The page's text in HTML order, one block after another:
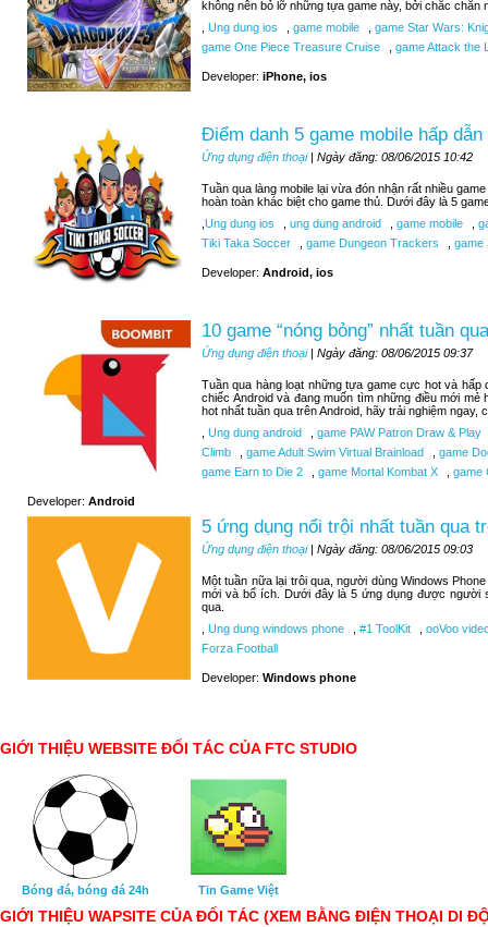
không nên bỏ lỡ những tựa game này, bởi chắc chắn
Ung dung ios game mobile
game Star Wars:
game One Piece Treasure Cruise
game Attack the
Developer: iPhone, ios
Điểm danh 5 game mobile hấp
Ứng dụng điện thoại| Ngày đăng: 08/06/2015 10:42
Tuần qua làng mobile lại vừa đón nhận rất nhiều
hoàn toàn khác biệt cho game thủ. Dưới đây là 5
Ung dung ios ung dung android game mobile
Tiki Taka Soccer
game Dungeon Trackers game
Developer: Android, ios
10 game “nóng bỏng” nhất tuần
Ứng dụng điện thoại| Ngày đăng: 08/06/2015 09:37
Tuần qua hàng loạt những tựa game cực hot và hấp
chiếc Android và đang muốn tìm những điều mới
hot nhất tuần qua trên Android, hãy trải nghiệm ngay,
Ung dung android
game PAW Patron Draw & Play
Climb
game Adult Swim Virtual Brainload
game
game Earn to Die 2
game Mortal Kombat X game
Developer: Android
5 ứng dụng nổi trội nhất tuần qua
Ứng dụng điện thoại| Ngày đăng: 08/06/2015 09:03
Một tuần nữa lại trôi qua, người dùng Windows
mới và bổ ích. Dưới đây là 5 ứng dụng được người
qua.
Ung dung windows phone #1 ToolKit
ooVoo
Forza Football
Developer: Windows phone
GIỚI THIỆU WEBSITE ĐỐI TÁC CỦA FTC STUDIO
Bóng đá, bóng đá 24h Tin Game Việt
GIỚI THIỆU WAPSITE CỦA ĐỐI TÁC (XEM BẰNG ĐIỆN THOẠI DI